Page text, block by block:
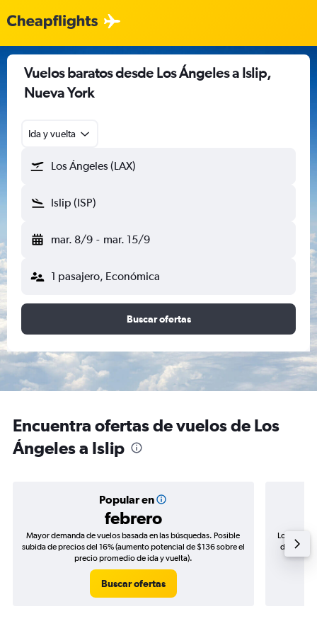
Vuelos baratos desde Los Ángeles a Islip,
Nueva York
Ida y vuelta
Los Ángeles (LAX)
Islip (ISP)
mar. 8/9 - mar. 15/9
1 pasajero, Económica
Buscar ofertas
Encuentra ofertas de vuelos de Los
Ángeles a Islip
Popular en
febrero
Mayor demanda de vuelos basada en las búsquedas. Posible
subida de precios del 16% (aumento potencial de $136 sobre el
precio promedio de ida y vuelta).
Buscar ofertas
Los
de